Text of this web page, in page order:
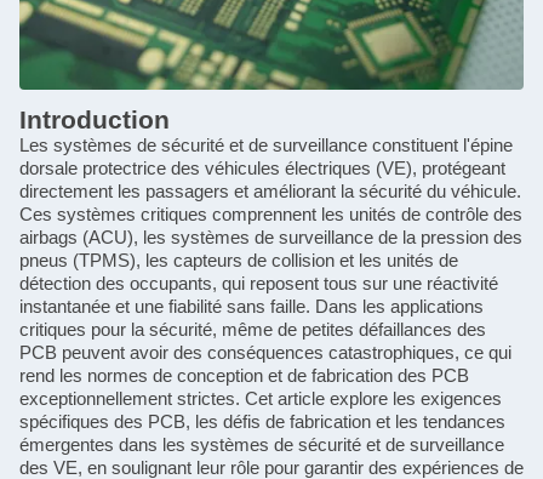
Introduction
Les systèmes de sécurité et de surveillance constituent l'épine
dorsale protectrice des véhicules électriques (VE), protégeant
directement les passagers et améliorant la sécurité du véhicule.
Ces systèmes critiques comprennent les unités de contrôle des
airbags (ACU), les systèmes de surveillance de la pression des
pneus (TPMS), les capteurs de collision et les unités de
détection des occupants, qui reposent tous sur une réactivité
instantanée et une fiabilité sans faille. Dans les applications
critiques pour la sécurité, même de petites défaillances des
PCB peuvent avoir des conséquences catastrophiques, ce qui
rend les normes de conception et de fabrication des PCB
exceptionnellement strictes. Cet article explore les exigences
spécifiques des PCB, les défis de fabrication et les tendances
émergentes dans les systèmes de sécurité et de surveillance
des VE, en soulignant leur rôle pour garantir des expériences de